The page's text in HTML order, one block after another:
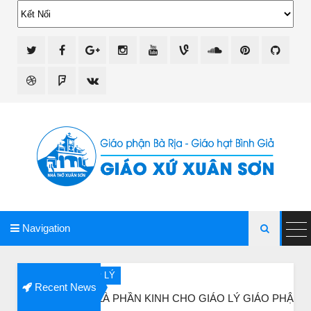
Navigation 
Recent News
LÀ PHẦN KINH CHO GIÁO LÝ GIÁO PHẬN VINH